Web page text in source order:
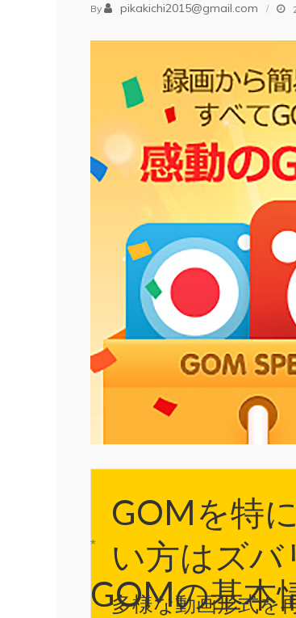
By pikakichi2015@gmail.com
GOMを特
い方はズバ
多様な動画形式を
*
GOMの基本